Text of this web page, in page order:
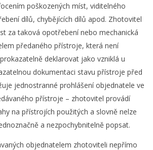
poškozených míst, viditelného
dílů, chybějících dílů apod. Zhotovitel
za taková opotřebení nebo mechanická
předaného přístroje, která není
deklarovat jako vzniklá u
dokumentaci stavu přístroje před
jednostranné prohlášení objednatele ve
přístroje – zhotovitel provádí
na přístrojích použitých a slovně nelze
a nezpochybnitelně popsat.
objednatelem zhotoviteli nepřímo